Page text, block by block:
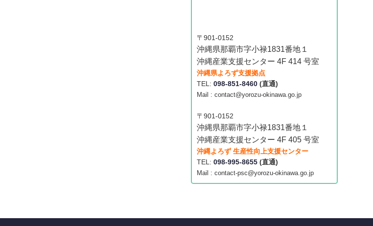
〒901-0152
沖縄県那覇市字小禄1831番地１
沖縄産業支援センター 4F 414 号室
沖縄県よろず支援拠点
TEL: 098-851-8460 (直通)
Mail : contact@yorozu-okinawa.go.jp
〒901-0152
沖縄県那覇市字小禄1831番地１
沖縄産業支援センター 4F 405 号室
沖縄よろず 生産性向上支援センター
TEL: 098-995-8655 (直通)
Mail : contact-psc@yorozu-okinawa.go.jp